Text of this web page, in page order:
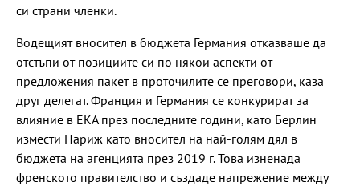
си страни членки.
Водещият вносител в бюджета Германия отказваше да
отстъпи от позициите си по някои аспекти от
предложения пакет в проточилите се преговори, каза
друг делегат. Франция и Германия се конкурират за
влияние в ЕКА през последните години, като Берлин
измести Париж като вносител на най-голям дял в
бюджета на агенцията през 2019 г. Това изненада
френското правителство и създаде напрежение между